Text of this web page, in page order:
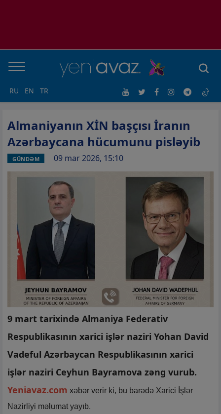
RU EN TR
Almaniyanın XİN başçısı İranın
Azərbaycana hücumunu pisləyib
GÜNDƏM 09 mar 2026, 15:10
9 mart tarixində Almaniya Federativ
Respublikasının xarici işlər naziri Yohan David
Vadeful Azərbaycan Respublikasının xarici
işlər naziri Ceyhun Bayramova zəng vurub.
Yeniavaz.com xəbər verir ki, bu barədə Xarici İşlər
Nazirliyi məlumat yayıb.